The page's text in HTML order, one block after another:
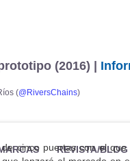
REVISTA/BLOG
(2016) |
(@RiversChains)
cinco puertas con el